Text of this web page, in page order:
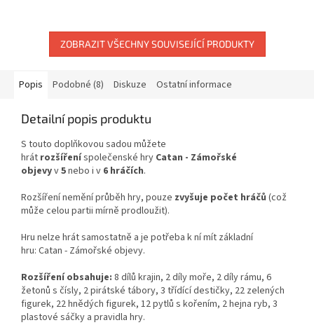
závodte s...
ZOBRAZIT VŠECHNY SOUVISEJÍCÍ PRODUKTY
Popis Podobné (8) Diskuze Ostatní informace
Detailní popis produktu
S touto doplňkovou sadou můžete
hrát rozšířeníspolečenské hry Catan - Zámořské
objevyv5nebo i v 6 hráčích.
Rozšíření nemění průběh hry, pouze zvyšuje počet hráčů (což
může celou partii mírně prodloužit).
Hru nelze hrát samostatně a je potřeba k ní mít základní
hru: Catan - Zámořské objevy.
Rozšíření obsahuje: 8 dílů krajin, 2 díly moře, 2 díly rámu, 6
žetonů s čísly, 2 pirátské tábory, 3 třídící destičky, 22 zelených
figurek, 22 hnědých figurek, 12 pytlů s kořením, 2 hejna ryb, 3
plastové sáčky a pravidla hry.